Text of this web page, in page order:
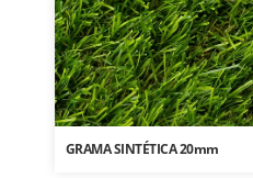
GRAMA SINTÉTICA 20mm